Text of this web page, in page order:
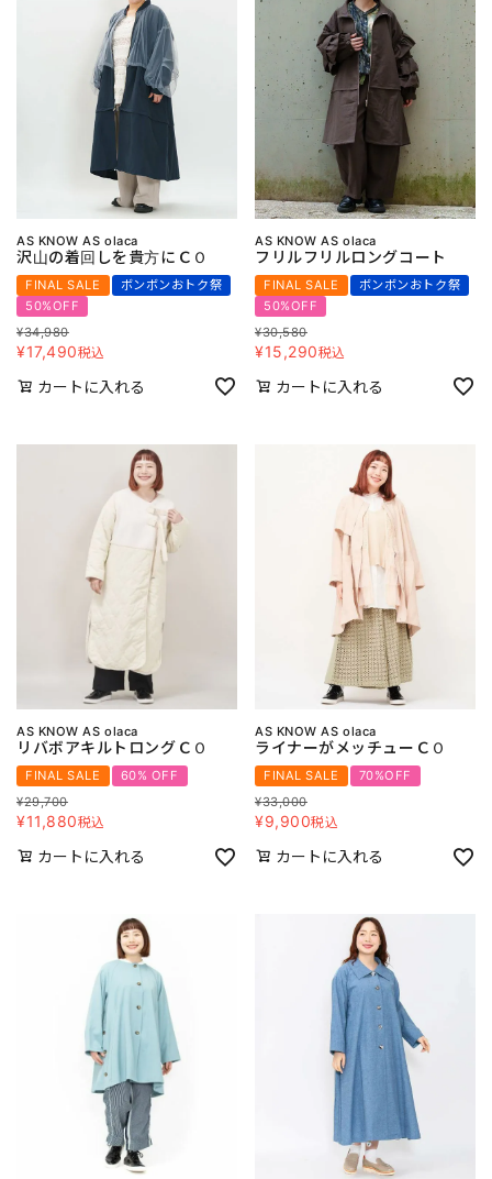
AS KNOW AS olaca
沢山の着回しを貴方にＣＯ
FINAL SALE
ボンボンおトク祭
50%OFF
¥34,980
¥17,490税込
カートに入れる
AS KNOW AS olaca
フリルフリルロングコート
FINAL SALE
ボンボンおトク祭
50%OFF
¥30,580
¥15,290税込
カートに入れる
AS KNOW AS olaca
リバボアキルトロングＣＯ
FINAL SALE
60% OFF
¥29,700
¥11,880税込
カートに入れる
AS KNOW AS olaca
ライナーがメッチューＣＯ
FINAL SALE
70%OFF
¥33,000
¥9,900税込
カートに入れる